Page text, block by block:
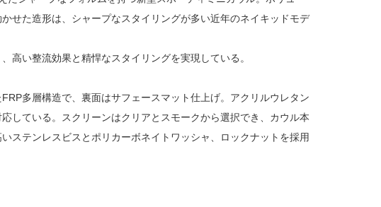
せた造形は、シャープなスタイリングが多い近年のネイキッドモデ
高い整流効果と精悍なスタイリングを実現している。
多層構造で、裏面はサフェースマット仕上げ。アクリルウレタン
している。スクリーンはクリアとスモークから選択でき、カウル本
ステンレスビスとポリカーボネイトワッシャ、ロックナットを採用